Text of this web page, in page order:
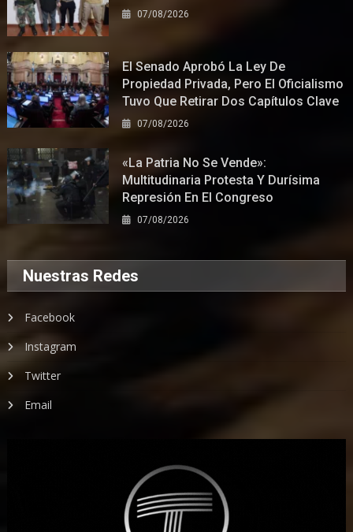
07/08/2026
El Senado Aprobó La Ley De
Propiedad Privada, Pero El Oficialismo
Tuvo Que Retirar Dos Capítulos Clave
07/08/2026
«La Patria No Se Vende»:
Multitudinaria Protesta Y Durísima
Represión En El Congreso
07/08/2026
Nuestras Redes
Facebook
Instagram
Twitter
Email